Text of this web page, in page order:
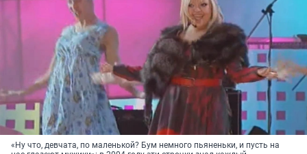
«Ну что, девчата, по маленькой? Бум немного пьяненьки, и пусть на